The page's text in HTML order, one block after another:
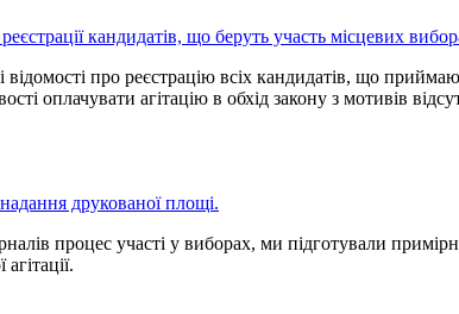
кандидатів, що беруть участь місцевих
про реєстрацію всіх кандидатів, що
оплачувати агітацію в обхід закону з мотивів
друкованої площі.
процес участі у виборах, ми підготували